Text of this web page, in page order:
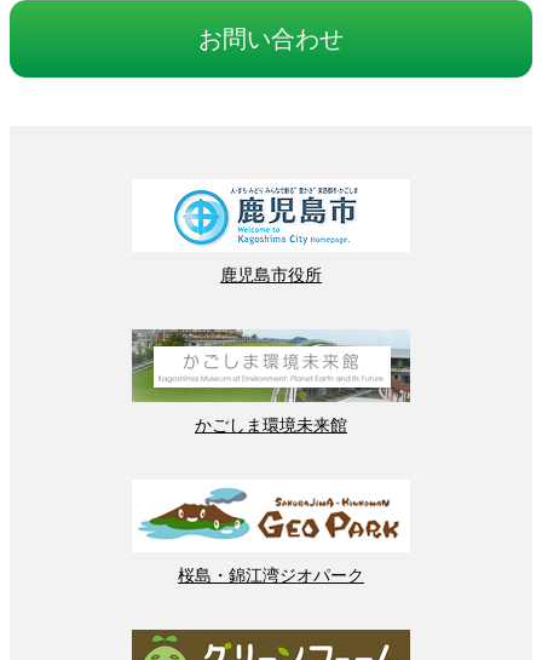
お問い合わせ
鹿児島市役所
かごしま 環境未来館
桜島 ・ 錦江湾ジオパーク